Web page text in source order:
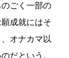
ごく一部の
成就にはそ
オナカマ以
だという。